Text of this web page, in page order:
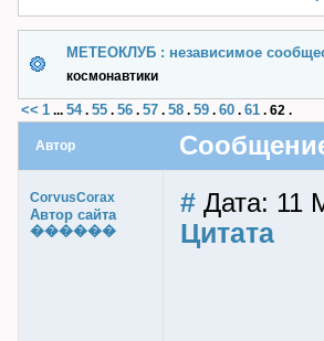
МЕТЕОКЛУБ : независимое
космонавтики
<< 1 ... 54. 55 . 56 . 57 . 58 . 59 . 60 . 61 . 62 .
Автор
CorvusCorax
Автор сайта
������
# Дата: 11
Цитата